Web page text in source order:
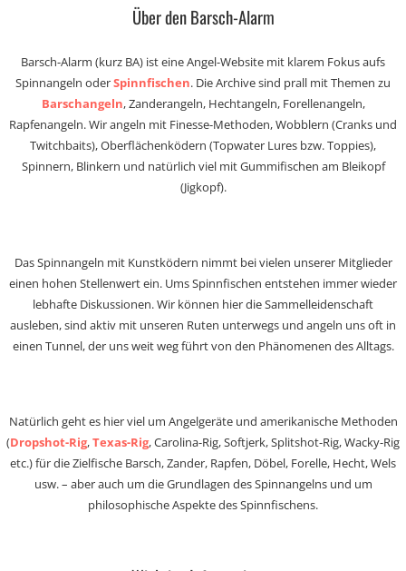
Über den Barsch-Alarm
Barsch-Alarm (kurz BA) ist eine Angel-Website mit klarem Fokus aufs
Spinnangeln oderSpinnfischen. Die Archive sind prall mit Themen zu
Barschangeln, Zanderangeln, Hechtangeln, Forellenangeln,
Rapfenangeln. Wir angeln mit Finesse-Methoden, Wobblern (Cranks und
Twitchbaits), Oberflächenködern (Topwater Lures bzw. Toppies),
Spinnern, Blinkern und natürlich viel mit Gummifischen am Bleikopf
(Jigkopf).
Das Spinnangeln mit Kunstködern nimmt bei vielen unserer Mitglieder
einen hohen Stellenwert ein. Ums Spinnfischen entstehen immer wieder
lebhafte Diskussionen. Wir können hier die Sammelleidenschaft
ausleben, sind aktiv mit unseren Ruten unterwegs und angeln uns oft in
einen Tunnel, der uns weit weg führt von den Phänomenen des Alltags.
Natürlich geht es hier viel um Angelgeräte und amerikanische Methoden
(Dropshot-Rig,Texas-Rig, Carolina-Rig, Softjerk, Splitshot-Rig, Wacky-Rig
etc.) für die Zielfische Barsch, Zander, Rapfen, Döbel, Forelle, Hecht, Wels
usw. – aber auch um die Grundlagen des Spinnangelns und um
philosophische Aspekte des Spinnfischens.